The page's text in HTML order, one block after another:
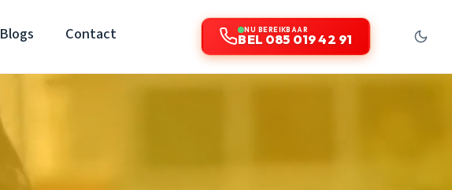
Blogs Contact NU BEREIKBAAR
BEL 085 019 42 91